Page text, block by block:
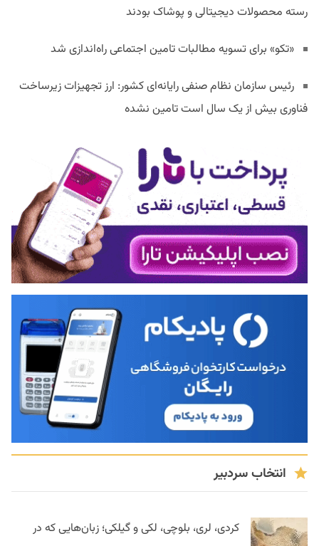
رسته محصولات دیجیتالی و پوشاک بودند
«تکو» برای تسویه مطالبات تامین اجتماعی راه‌اندازی شد
رئیس سازمان نظام صنفی رایانه‌ای کشور: ارز تجهیزات زیرساخت
فناوری بیش از یک سال است تامین نشده
انتخاب سردبیر
کردی، لری، بلوچی، لکی و گیلکی؛ زبان‌هایی که در